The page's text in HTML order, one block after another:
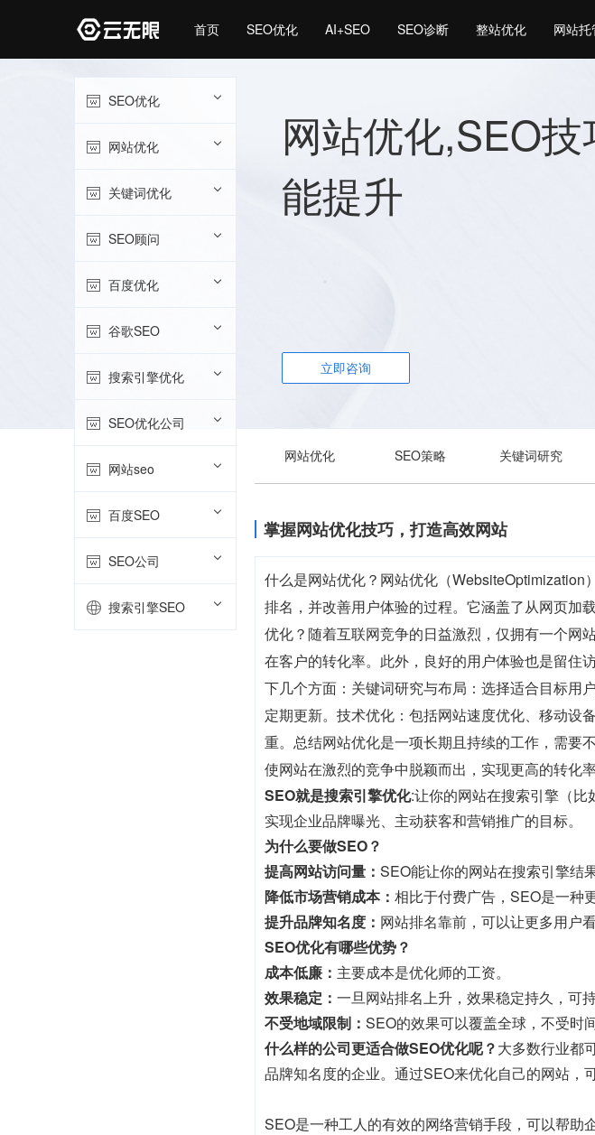
首页 SEO优化 AI+SEO SEO诊断 整站优化 网站托
网站优化,SEO
能提升
立即咨询
SEO优化
网站优化
关键词优化
SEO顾问
百度优化
谷歌SEO
搜索引擎优化
SEO优化公司
网站seo
百度SEO
SEO公司
搜索引擎SEO
网站优化 SEO策略 关键词研究
掌握网站优化技巧，打造高效网站
什么是网站优化？网站优化（
排名，并改善用户体验的过程。它涵盖了从网页加
优化？随着互联网竞争的日益激烈，仅拥有一个网
在客户的转化率。此外，良好的用户体验也是留住
下几个方面：关键词研究与布局：选择适合目标用
定期更新。技术优化：包括网站速度优化、移动设
重。总结网站优化是一项长期且持续的工作，需要
使网站在激烈的竞争中脱颖而出，实现更高的转化
SEO就是搜索引擎优化:让你的网站在搜索引擎（
实现企业品牌曝光、主动获客和营销推广的目标。
为什么要做SEO？
提高网站访问量： SEO能让你的网站在搜索引擎结
降低市场营销成本： 相比于付费广告，SEO是一种
提升品牌知名度： 网站排名靠前，可以让更多用户
SEO优化有哪些优势？
成本低廉： 主要成本是优化师的工资。
效果稳定： 一旦网站排名上升，效果稳定持久，可
不受地域限制： SEO的效果可以覆盖全球，不受时
什么样的公司更适合做SEO优化呢？大多数行业都
品牌知名度的企业。通过SEO来优化自己的网站，
SEO是一种工人的有效的网络营销手段，可以帮